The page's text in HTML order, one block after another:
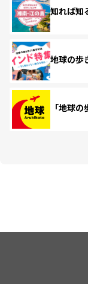
知れば知
地球の歩
「地球